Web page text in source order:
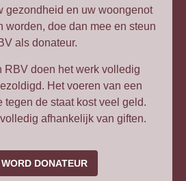
gezondheid en uw woongenot
worden, doe dan mee en steun
als donateur.
RBV doen het werk volledig
Het voeren van een
tegen de staat kost veel geld.
afhankelijk van giften.
DONATEUR